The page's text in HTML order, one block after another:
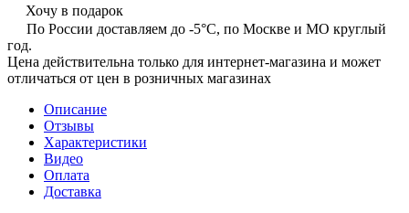
Хочу в подарок
По России доставляем до -5°C, по Москве и МО круглый
год.
Цена действительна только для интернет-магазина и может
отличаться от цен в розничных магазинах
Описание
Отзывы
Характеристики
Видео
Оплата
Доставка